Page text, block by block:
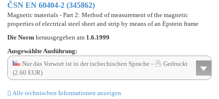
ČSN EN 60404-2 (345862)
Magnetic materials - Part 2: Method of measurement of the magnetic
properties of electrical steel sheet and strip by means of an Epstein frame
Die Norm herausgegeben am 1.6.1999
Ausgewählte Ausführung:
Nur das Vorwort ist in der tschechischen Sprache -
Gedruckt
(2.60 EUR)
Alle technischen Informationen anzeigen